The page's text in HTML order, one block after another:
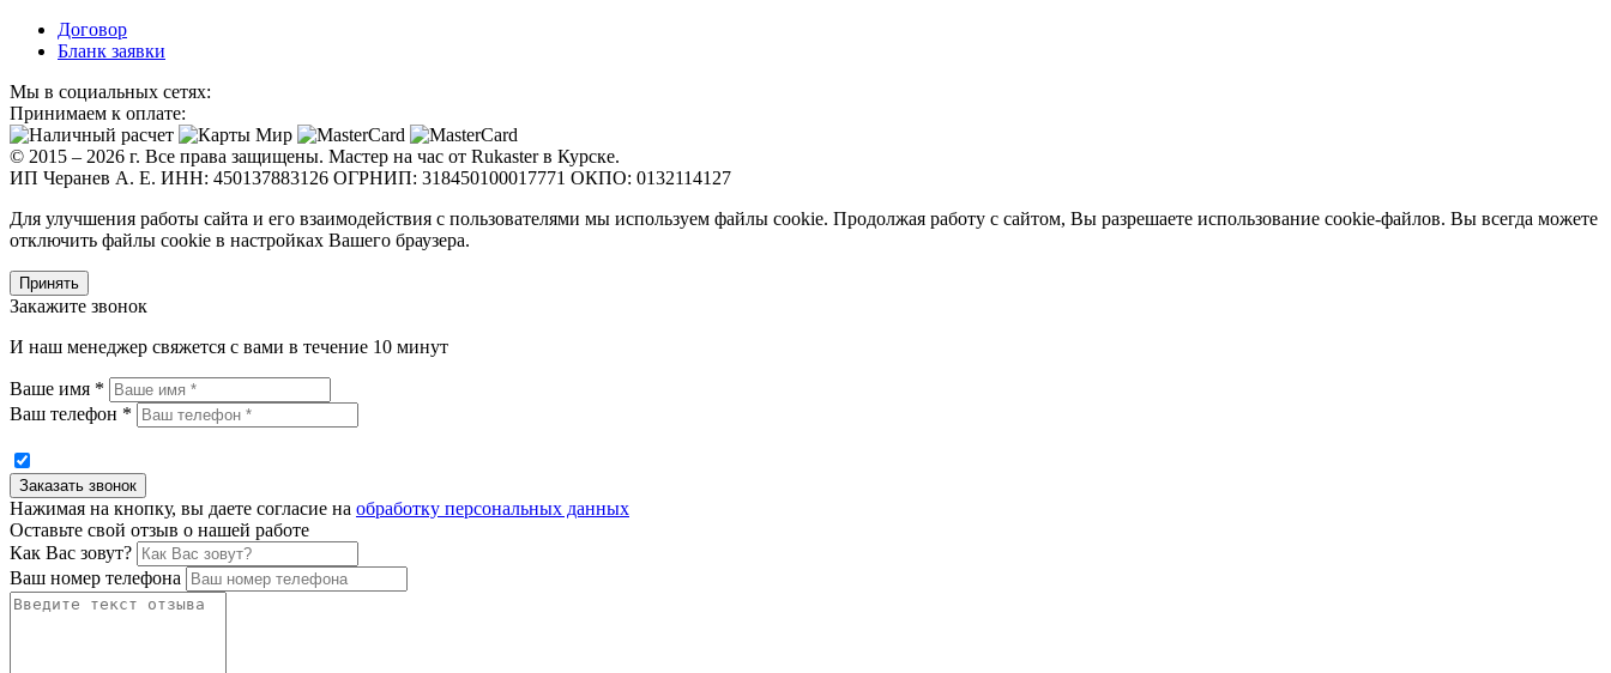
Договор
Бланк заявки
Мы в социальных сетях:
Принимаем к оплате:
© 2015 – 2026 г. Все права защищены. Мастер на час от Rukaster в Курске.
ИП Черанев А. Е. ИНН: 450137883126 ОГРНИП: 318450100017771 ОКПО: 0132114127
Для улучшения работы сайта и его взаимодействия с пользователями мы используем файлы cookie. Продолжая работу с сайтом, Вы разрешаете использование cookie-файлов. Вы всегда можете
отключить файлы cookie в настройках Вашего браузера.
Принять
Закажите звонок
И наш менеджер свяжется с вами в течение 10 минут
Ваше имя *
Ваш телефон *
Нажимая на кнопку, вы даете согласие на обработку персональных данных
Оставьте свой отзыв о нашей работе
Как Вас зовут?
Ваш номер телефона